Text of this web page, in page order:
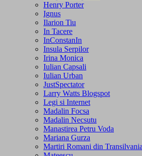
Henry Porter
Ignus
Ilarion Tiu
In Tacere
InConstanIn
Insula Serpilor
Irina Monica
Iulian Capsali
Iulian Urban
JustSpectator
Larry Watts Blogspot
Legi si Internet
Madalin Focsa
Madalin Necsutu
Manastirea Petru Voda
Mariana Gurza
Martiri Romani din Transilvania